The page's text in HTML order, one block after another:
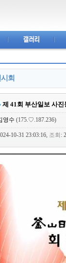
회
제 41회 부산일보 사
영수 (175.♡.187.236)
10-31 23:03:16, 조회 :